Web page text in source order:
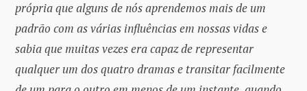
própria que alguns de nós aprendemos mais de um
padrão com as várias influências em nossas vidas e
sabia que muitas vezes era capaz de representar
qualquer um dos quatro dramas e transitar facilmente